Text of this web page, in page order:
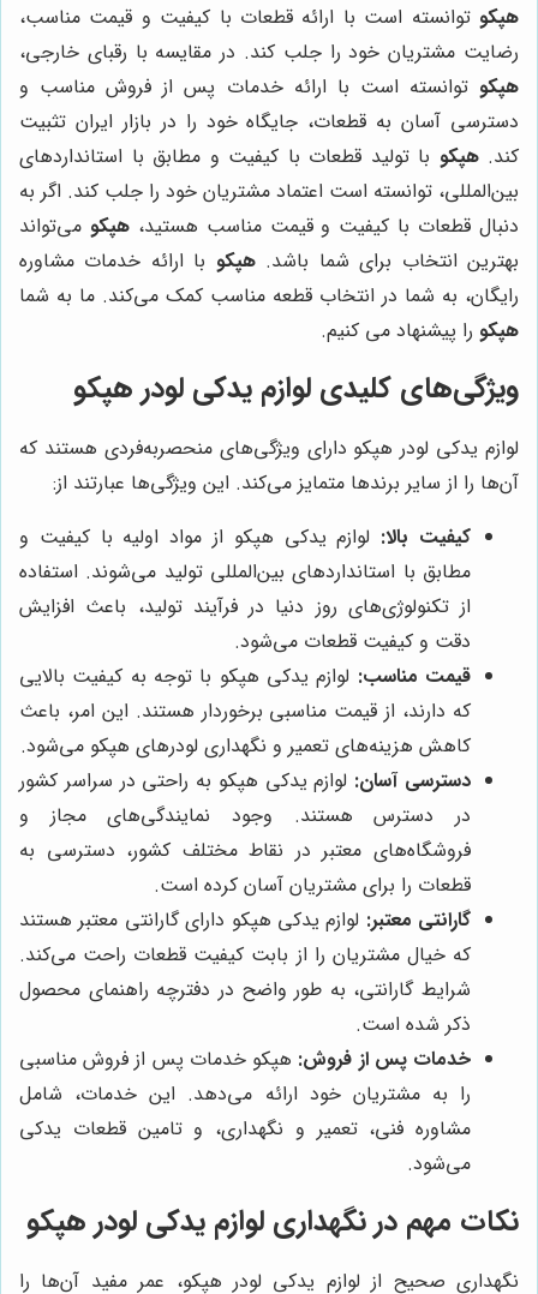
هپکو توانسته است با ارائه قطعات با کیفیت و قیمت مناسب،
رضایت مشتریان خود را جلب کند. در مقایسه با رقبای خارجی،
هپکو توانسته است با ارائه خدمات پس از فروش مناسب و
دسترسی آسان به قطعات، جایگاه خود را در بازار ایران تثبیت
کند.هپکو با تولید قطعات با کیفیت و مطابق با استانداردهای
بین‌المللی، توانسته است اعتماد مشتریان خود را جلب کند. اگر به
دنبال قطعات با کیفیت و قیمت مناسب هستید،هپکو می‌تواند
بهترین انتخاب برای شما باشد.هپکو با ارائه خدمات مشاوره
رایگان، به شما در انتخاب قطعه مناسب کمک می‌کند. ما به شما
هپکو را پیشنهاد می کنیم.
ویژگی‌های کلیدی لوازم یدکی لودر هپکو
لوازم یدکی لودر هپکو دارای ویژگی‌های منحصربه‌فردی هستند که
آن‌ها را از سایر برندها متمایز می‌کند. این ویژگی‌ها عبارتند از:
کیفیت بالا: لوازم یدکی هپکو از مواد اولیه با کیفیت و
مطابق با استانداردهای بین‌المللی تولید می‌شوند. استفاده
از تکنولوژی‌های روز دنیا در فرآیند تولید، باعث افزایش
دقت و کیفیت قطعات می‌شود.
قیمت مناسب: لوازم یدکی هپکو با توجه به کیفیت بالایی
که دارند، از قیمت مناسبی برخوردار هستند. این امر، باعث
کاهش هزینه‌های تعمیر و نگهداری لودرهای هپکو می‌شود.
دسترسی آسان: لوازم یدکی هپکو به راحتی در سراسر کشور
در دسترس هستند. وجود نمایندگی‌های مجاز و
فروشگاه‌های معتبر در نقاط مختلف کشور، دسترسی به
قطعات را برای مشتریان آسان کرده است.
گارانتی معتبر: لوازم یدکی هپکو دارای گارانتی معتبر هستند
که خیال مشتریان را از بابت کیفیت قطعات راحت می‌کند.
شرایط گارانتی، به طور واضح در دفترچه راهنمای محصول
ذکر شده است.
خدمات پس از فروش: هپکو خدمات پس از فروش مناسبی
را به مشتریان خود ارائه می‌دهد. این خدمات، شامل
مشاوره فنی، تعمیر و نگهداری، و تامین قطعات یدکی
می‌شود.
نکات مهم در نگهداری لوازم یدکی لودر هپکو
نگهداری صحیح از لوازم یدکی لودر هپکو، عمر مفید آن‌ها را